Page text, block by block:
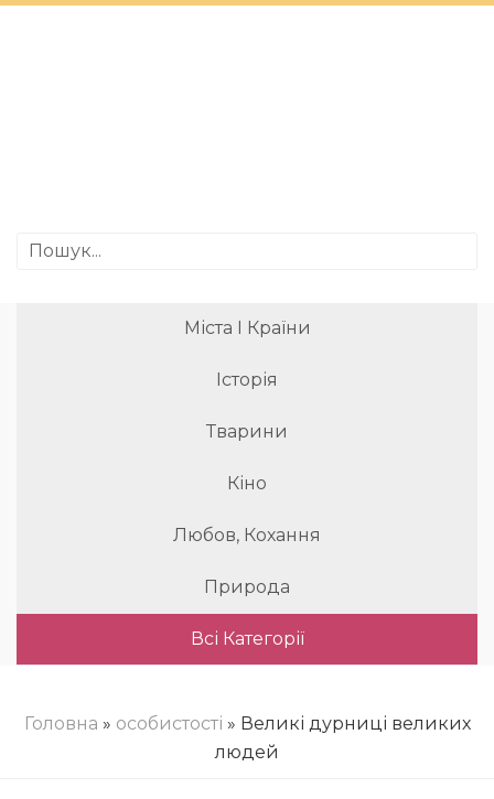
Міста І Країни
Історія
Тварини
Кіно
Любов, Кохання
Природа
Всі Категорії
Головна » особистості » Великі дурниці великих
людей